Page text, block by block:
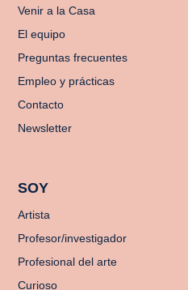
Venir a la Casa
El equipo
Preguntas frecuentes
Empleo y prácticas
Contacto
Newsletter
SOY
Artista
Profesor/investigador
Profesional del arte
Curioso